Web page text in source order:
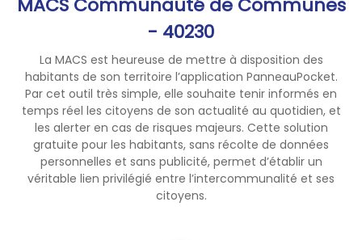
- 40230
La MACS est heureuse de mettre à disposition des
habitants de son territoire l’application PanneauPocket.
Par cet outil très simple, elle souhaite tenir informés en
temps réel les citoyens de son actualité au quotidien, et
les alerter en cas de risques majeurs. Cette solution
gratuite pour les habitants, sans récolte de données
personnelles et sans publicité, permet d’établir un
véritable lien privilégié entre l’intercommunalité et ses
citoyens.